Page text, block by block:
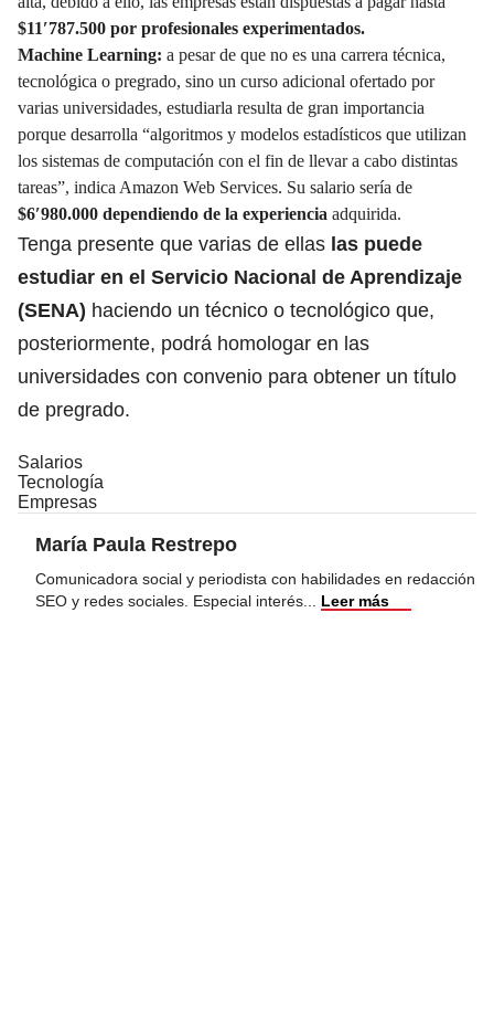
$11′787.500 por profesionales experimentados.
Machine Learning: a pesar de que no es una carrera técnica,
tecnológica o pregrado, sino un curso adicional ofertado por
varias universidades, estudiarla resulta de gran importancia
porque desarrolla “algoritmos y modelos estadísticos que utilizan
los sistemas de computación con el fin de llevar a cabo distintas
tareas”, indica Amazon Web Services. Su salario sería de
$6′980.000 dependiendo de la experiencia adquirida.
Tenga presente que varias de ellas las puede
estudiar en el Servicio Nacional de Aprendizaje
(SENA) haciendo un técnico o tecnológico que,
posteriormente, podrá homologar en las
universidades con convenio para obtener un título
de pregrado.
Salarios
Tecnología
Empresas
María Paula Restrepo
Comunicadora social y periodista con habilidades en redacción
SEO y redes sociales. Especial interés
Leer más